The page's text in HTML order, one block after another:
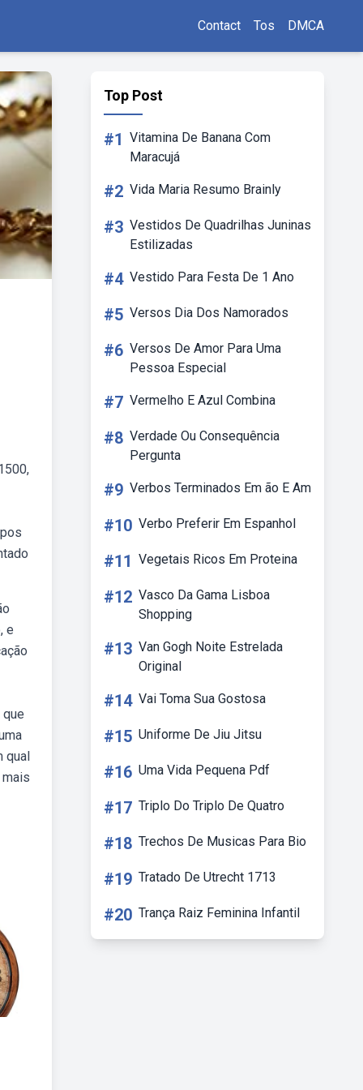
Contact Tos DMCA
e
qual
Top Post
#1 Vitamina De Banana Com
Maracujá
#2 Vida Maria Resumo Brainly
#3 Vestidos De Quadrilhas Juninas
Estilizadas
#4 Vestido Para Festa De 1 Ano
#5 Versos Dia Dos Namorados
#6 Versos De Amor Para Uma
Pessoa Especial
#7 Vermelho E Azul Combina
#8 Verdade Ou Consequência
Pergunta
#9 Verbos Terminados Em ão E Am
#10 Verbo Preferir Em Espanhol
#11 Vegetais Ricos Em Proteina
#12 Vasco Da Gama Lisboa
Shopping
#13 Van Gogh Noite Estrelada
Original
#14 Vai Toma Sua Gostosa
#15 Uniforme De Jiu Jitsu
#16 Uma Vida Pequena Pdf
#17 Triplo Do Triplo De Quatro
#18 Trechos De Musicas Para Bio
#19 Tratado De Utrecht 1713
#20 Trança Raiz Feminina Infantil